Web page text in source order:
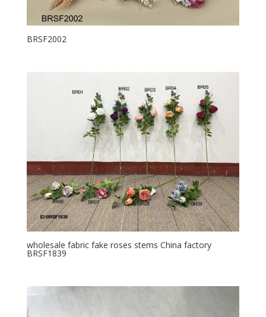
BRSF2002
wholesale fabric fake roses stems China factory
BRSF1839